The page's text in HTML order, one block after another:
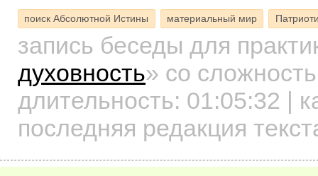
поиск Абсолютной Истины материальный мир
запись беседы для
духовность» со
длительность: 01:05:32 |
последняя редакция